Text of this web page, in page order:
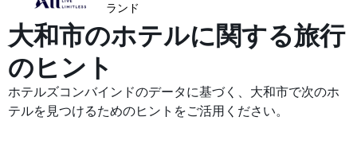
ランド
大和市の​ホテルに関する旅行
のヒント
ホテルズコンバインドのデータに基づく、大和市で次のホ
テルを見つけるためのヒントをご活用ください。